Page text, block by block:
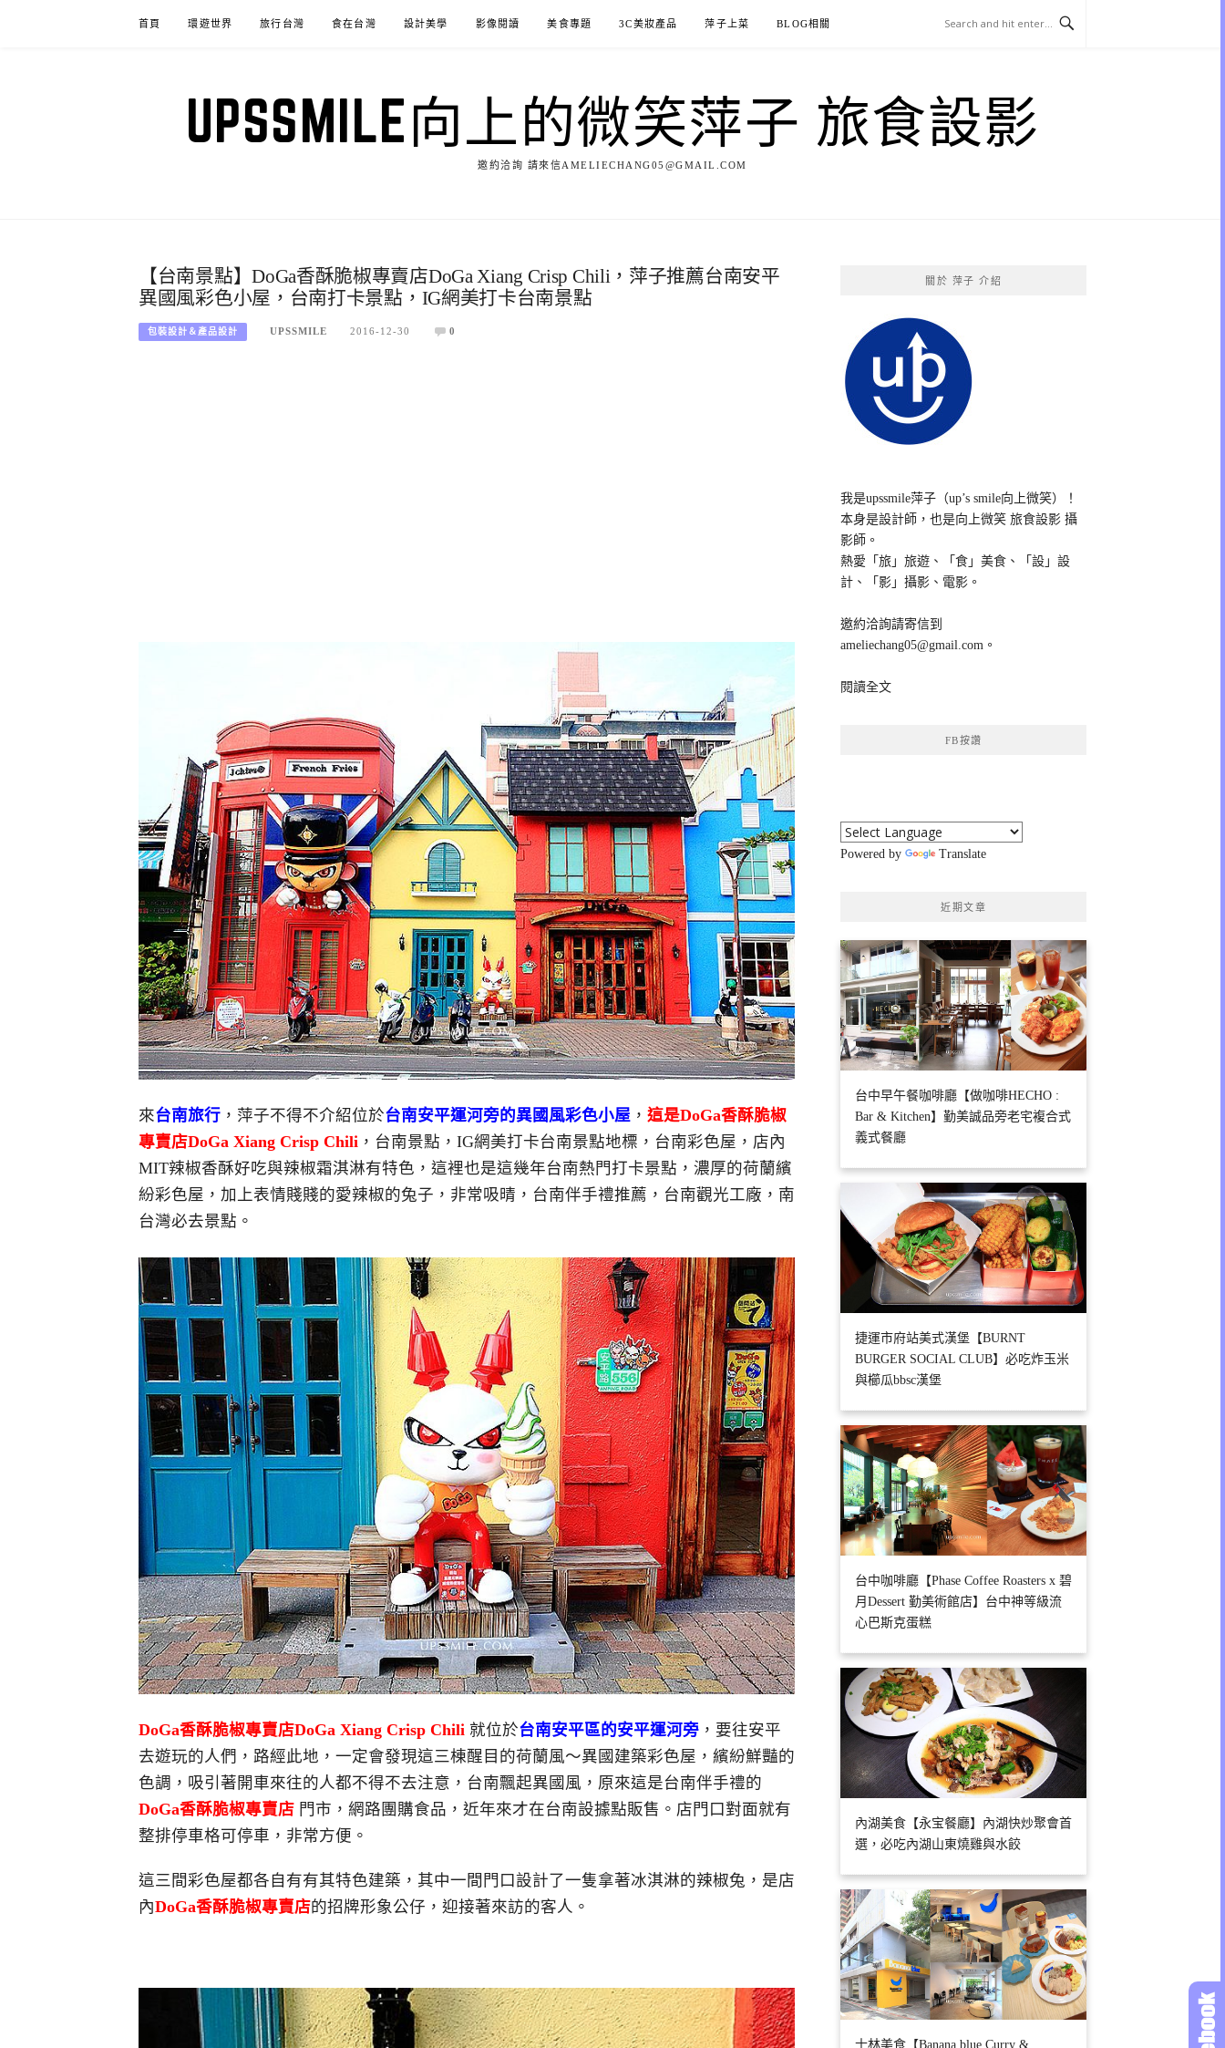
首頁 環遊世界 旅行台灣 食在台灣 設計美學 影像閱讀 美食專題 3C美妝產品 萍子上菜 BLOG相關
UPSSMILE向上的微笑萍子 旅食設影
邀約洽詢 請來信AMELIECHANG05@GMAIL.COM
【台南景點】DoGa香酥脆椒專賣店DoGa Xiang Crisp Chili，萍子推薦台南安平
異國風彩色小屋，台南打卡景點，IG網美打卡台南景點
包裝設計＆產品設計 UPSSMILE 2016-12-30 0
來台南旅行 ，萍子不得不介紹位於台南安平運河旁的異國風彩色小屋 ， 這是DoGa香酥脆椒
專賣店DoGa Xiang Crisp Chili ，台南景點，IG網美打卡台南景點地標，台南彩色屋，店內
MIT辣椒香酥好吃與辣椒霜淇淋有特色，這裡也是這幾年台南熱門打卡景點，濃厚的荷蘭繽
紛彩色屋，加上表情賤賤的愛辣椒的兔子，非常吸晴，台南伴手禮推薦，台南觀光工廠，南
台灣必去景點。
DoGa香酥脆椒專賣店DoGa Xiang Crisp Chili 就位於台南安平區的安平運河旁 ，要往安平
去遊玩的人們，路經此地，一定會發現這三棟醒目的荷蘭風～異國建築彩色屋，繽紛鮮豔的
色調，吸引著開車來往的人都不得不去注意，台南飄起異國風，原來這是台南伴手禮的
DoGa香酥脆椒專賣店 門市，網路團購食品，近年來才在台南設據點販售 。店門口對面就有
整排停車格可停車，非常方便。
這三間彩色屋都各自有有其特色建築，其中一間門口設計了一隻拿著冰淇淋的辣椒兔，是店
內DoGa香酥脆椒專賣店的招牌形象公仔，迎接著來訪的客人。
關於 萍子 介紹
我是upssmile萍子（up’s smile向上微笑）！
本身是設計師，也是向上微笑 旅食設影 攝
影師。
熱愛「旅」旅遊、「食」美食、「設」設
計、「影」攝影、電影。
邀約洽詢請寄信到
ameliechang05@gmail.com。
閱讀全文
FB按讚
Powered by Translate
近期文章
台中早午餐咖啡廳【做咖啡HECHO :
Bar & Kitchen】勤美誠品旁老宅複合式
義式餐廳
捷運市府站美式漢堡【BURNT
BURGER SOCIAL CLUB】必吃炸玉米
與櫛瓜bbsc漢堡
台中咖啡廳【Phase Coffee Roasters x 碧
月Dessert 勤美術館店】台中神等級流
心巴斯克蛋糕
內湖美食【永宝餐廳】內湖快炒聚會首
選，必吃內湖山東燒雞與水餃
士林美食【Banana blue Curry &